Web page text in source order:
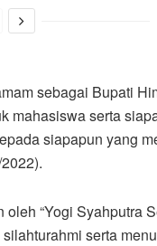
sebagai Bupati
mahasiswa serta
siapapun yang
oleh “Yogi Syahputra
serta